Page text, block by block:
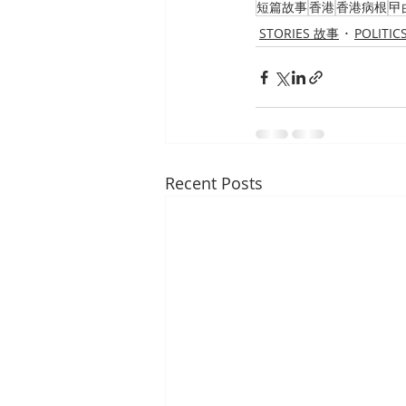
短篇故事香港香港病根 曱
STORIES 故事
Recent Posts